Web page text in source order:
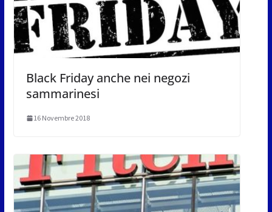
Black Friday anche nei negozi
sammarinesi
16 Novembre 2018